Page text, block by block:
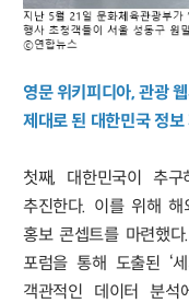
영문 위키피디아, 관광
제대로 된 대한민국 정
첫째, 대한민국이 추
추진한다. 이를 위해 해
홍보 콘셉트를 마련했
포럼을 통해 도출된 ‘
객관적인 데이터 분석